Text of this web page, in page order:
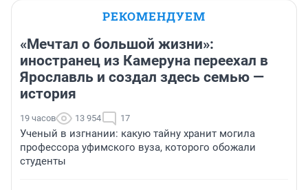
РЕКОМЕНДУЕМ
«Мечтал о большой жизни»:
иностранец из Камеруна переехал в
Ярославль и создал здесь семью —
история
19 часов 13 954 17
Ученый в изгнании: какую тайну хранит могила
профессора уфимского вуза, которого обожали
студенты